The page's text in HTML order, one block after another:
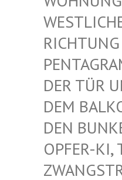
CHE
NG –
AMM
UND AUF
KON-©BEI
KER –
I, TIERKI –